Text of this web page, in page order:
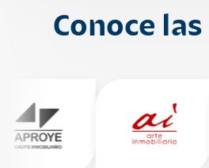
Conoce las